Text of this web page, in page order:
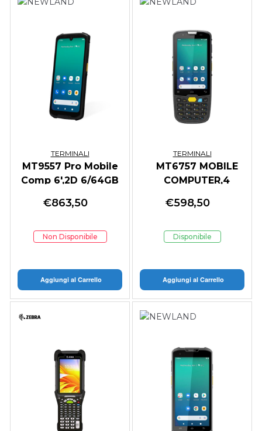
TERMINALI
MT9557 Pro Mobile
Comp 6',2D 6/64GB
€863,50
Non Disponibile
Aggiungi al Carrello
TERMINALI
MT6757 MOBILE
COMPUTER,4
€598,50
Disponibile
Aggiungi al Carrello